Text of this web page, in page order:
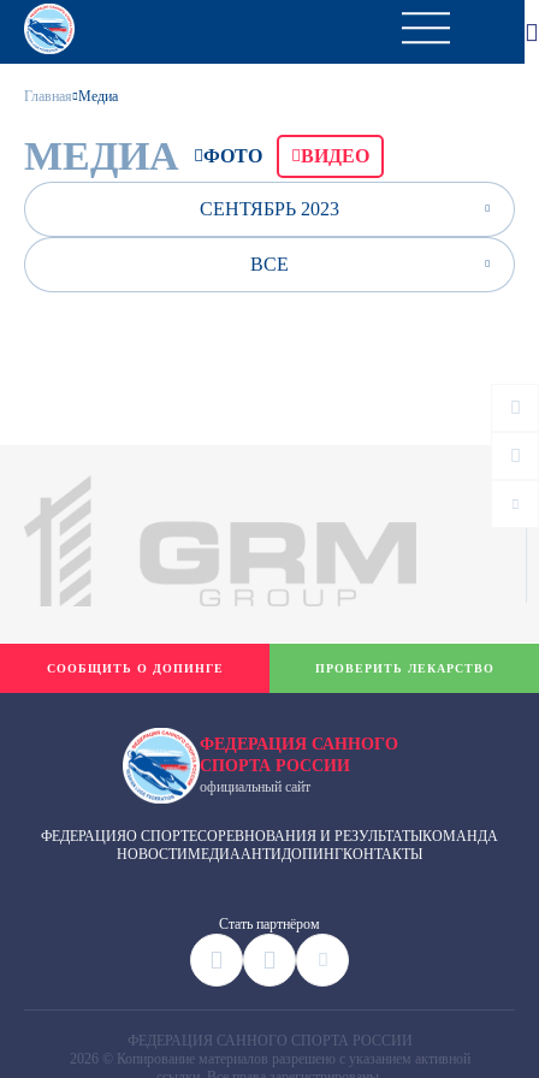
Главная Медиа
МЕДИА ФОТО ВИДЕО
СЕНТЯБРЬ 2023
ВСЕ
ФЕДЕРАЦИЯ САННОГО
СПОРТА РОССИИ
официальный сайт
ФЕДЕРАЦИЯО СПОРТЕСОРЕВНОВАНИЯ И РЕЗУЛЬТАТЫКОМАНДА
НОВОСТИМЕДИААНТИДОПИНГКОНТАКТЫ
Cтать партнёром
СООБЩИТЬ О ДОПИНГЕ ПРОВЕРИТЬ ЛЕКАРСТВО
ФЕДЕРАЦИЯ САННОГО СПОРТА РОССИИ
2026 © Копирование материалов разрешено с указанием активной